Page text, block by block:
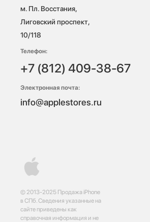
© 2013-2025 Продажа iPhone
в СПб. Сведения указанные на
сайте приведены как
справочная информация и не
м. Пл. Восстания,
Лиговский проспект,
10/118
Телефон:
+7 (812) 409-38-67
Электронная почта:
info@applestores.ru